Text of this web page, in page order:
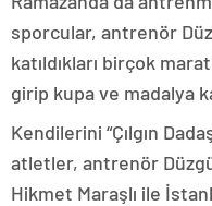
sporcular, antrenör
katıldıkları birçok
girip kupa ve madalya
Kendilerini “Çılgın
atletler, antrenör
Hikmet Maraşlı ile